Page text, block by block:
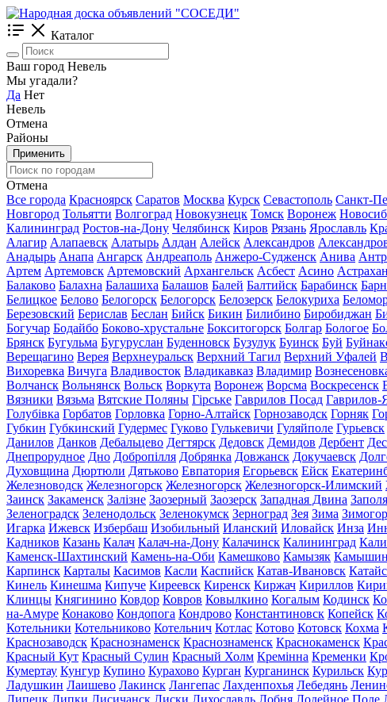
Каталог
Ваш город Невель
Мы угадали?
Да Нет
Невель
Отмена
Районы
Применить
Отмена
Все города Красноярск Саратов Москва Курск Севастополь Санкт-
Новгород Тольятти Волгоград Новокузнецк Томск Воронеж
Калининград Ростов-на-Дону Челябинск Киров Рязань Ярославль
Алагир Алапаевск Алатырь Алдан Алейск Александров
Анадырь Анапа Ангарск Андреаполь Анжеро-Судженск Анива
Артем Артемовск Артемовский Архангельск Асбест Асино
Балаково Балахна Балашиха Балашов Балей Балтийск Барабинск
Белицкое Белово Белогорск Белогорск Белозерск Белокуриха
Березовский Берислав Беслан Бийск Бикин Билибино Биробиджан
Богучар Бодайбо Боково-хрустальне Бокситогорск Болгар Бологое
Брянск Бугульма Бугуруслан Буденновск Бузулук Буинск Буй
Верещагино Верея Верхнеуральск Верхний Тагил Верхний Уфалей
Вихоревка Вичуга Владивосток Владикавказ Владимир
Волчанск Вольнянск Вольск Воркута Воронеж Ворсма Воскресенск
Вязники Вязьма Вятские Поляны Гірське Гаврилов Посад Гаврилов-
Голубівка Горбатов Горловка Горно-Алтайск Горнозаводск Горняк
Губкин Губкинский Гудермес Гуково Гулькевичи Гуляйполе Гурьевск
Данилов Данков Дебальцево Дегтярск Дедовск Демидов Дербент
Днепрорудное Дно Добропілля Добрянка Довжанск Докучаевск
Духовщина Дюртюли Дятьково Евпатория Егорьевск Ейск
Железноводск Железногорск Железногорск Железногорск-Илимский
Заинск Закаменск Залізне Заозерный Заозерск Западная Двина
Зеленоградск Зеленодольск Зеленокумск Зерноград Зея Зима
Игарка Ижевск Избербаш Изобильный Иланский Иловайск Инза
Кадников Казань Калач Калач-на-Дону Калачинск Калининград
Каменск-Шахтинский Камень-на-Оби Камешково Камызяк Камышин
Карпинск Карталы Касимов Касли Каспийск Катав-Ивановск
Кинель Кинешма Кипуче Киреевск Киренск Киржач Кириллов
Клинцы Княгинино Ковдор Ковров Ковылкино Когалым Кодинск
на-Амуре Конаково Кондопога Кондрово Константиновск Копейск
Котельники Котельниково Котельнич Котлас Котово Котовск Кохма
Краснозаводск Краснознаменск Краснознаменск Краснокаменск
Красный Кут Красный Сулин Красный Холм Кремінна Кременки
Кумертау Кунгур Купино Курахово Курган Курганинск Курильск
Ладушкин Лаишево Лакинск Лангепас Лахденпохья Лебедянь
Липецк Липки Лисичанск Лиски Лихославль Лобня Лодейное Поле